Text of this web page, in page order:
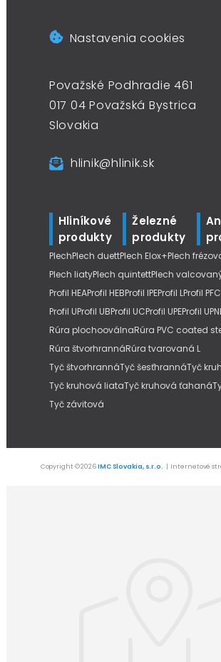
Nastavenia cookies
Považské Podhradie 461
017 04 Považská Bystrica
Slovakia
hlinik@hlinik.sk
Hliníkové
produkty
Železné
produkty
PlechPlech duettPlech Elox+Plech
Plech liatyPlech quintettPlech
Profil HEAProfil HEBProfil IPEProfil LProfil PFC
Profil UProfil UBProfil UCProfil UPEProfil UPN
Rúra plochooválnaRúra PVC coated
Rúra štvorhrannáRúra tvarovaná L
Tyč štvorhrannáTyč šesťhrannáTyč
Tyč kruhová liataTyč kruhová ťahaná
Tyč závitová
Copyright © 2026IMC Slovakia, s.r.o. | Internetové